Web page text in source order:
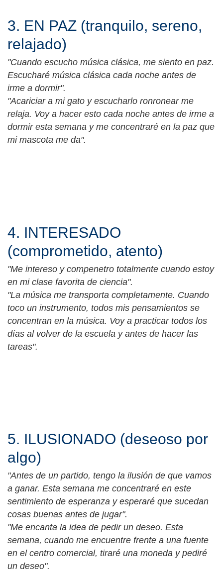
3. EN PAZ (tranquilo, sereno,
relajado)
"Cuando escucho música clásica, me siento en paz.
Escucharé música clásica cada noche antes de
irme a dormir".
"Acariciar a mi gato y escucharlo ronronear me
relaja. Voy a hacer esto cada noche antes de irme a
dormir esta semana y me concentraré en la paz que
mi mascota me da".
4. INTERESADO
(comprometido, atento)
"Me intereso y compenetro totalmente cuando estoy
en mi clase favorita de ciencia".
"La música me transporta completamente. Cuando
toco un instrumento, todos mis pensamientos se
concentran en la música. Voy a practicar todos los
días al volver de la escuela y antes de hacer las
tareas".
5. ILUSIONADO (deseoso por
algo)
"Antes de un partido, tengo la ilusión de que vamos
a ganar. Esta semana me concentraré en este
sentimiento de esperanza y esperaré que sucedan
cosas buenas antes de jugar".
"Me encanta la idea de pedir un deseo. Esta
semana, cuando me encuentre frente a una fuente
en el centro comercial, tiraré una moneda y pediré
un deseo".